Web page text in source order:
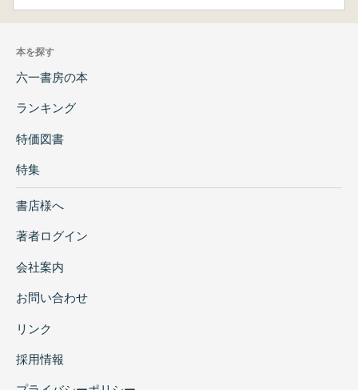
本を探す
六一書房の本
ランキング
特価図書
特集
書店様へ
著者ログイン
会社案内
お問い合わせ
リンク
採用情報